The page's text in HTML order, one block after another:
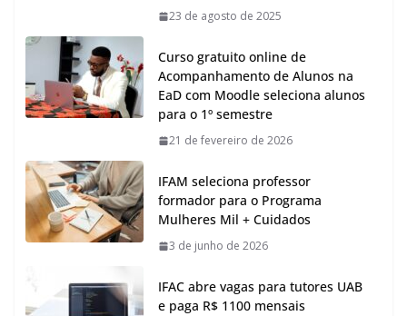
23 de agosto de 2025
Curso gratuito online de
Acompanhamento de Alunos na
EaD com Moodle seleciona alunos
para o 1º semestre
21 de fevereiro de 2026
IFAM seleciona professor
formador para o Programa
Mulheres Mil + Cuidados
3 de junho de 2026
IFAC abre vagas para tutores UAB
e paga R$ 1100 mensais